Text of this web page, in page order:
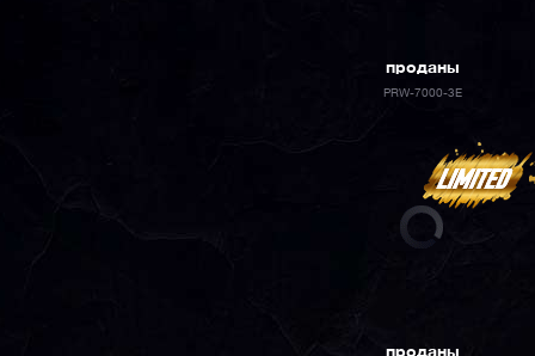
проданы
PRW-7000-3E
проданы